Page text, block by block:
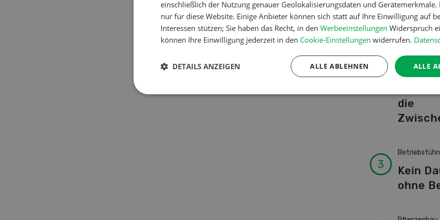
von A-
Pflanzenbau
die
Kein
ohne
einschließlich der Nutzung genauer Geolokalisierungsdaten und
nur für diese Website. Einige Anbieter können sich statt auf Ihre Einwilligung auf
Interessen stützen; Sie haben das Recht, in den Werbeeinstellungen Widerspruch
können Ihre Einwilligung jederzeit in den Cookie-Einstellungen widerrufen.
ALLE
ALLE ABLEHNEN
DETAILS ANZEIGEN